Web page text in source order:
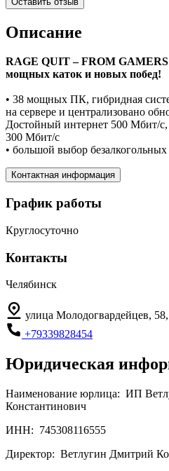
Описание
RAGE QUIT – FROM
мощных каток и новых побед!
• 38 мощных ПК, гибридная
на сервере и централизовано
Достойный интернет 500 Мбит/с,
300 Мбит/с
• большой выбор
Контактная информация
График работы
Круглосуточно
Контакты
Челябинск
улица Молодогвардейцев,
+79339828454
Юридическая
Наименование юрлица: ИП
Константинович
ИНН: 745308116555
Директор: Ветлугин Дмитрий